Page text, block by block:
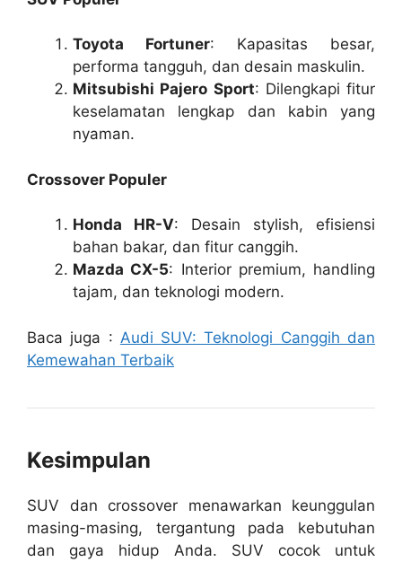
Toyota Fortuner: Kapasitas besar,
performa tangguh, dan desain maskulin.
Mitsubishi Pajero Sport: Dilengkapi fitur
keselamatan lengkap dan kabin yang
nyaman.
Crossover Populer
Honda HR-V: Desain stylish, efisiensi
bahan bakar, dan fitur canggih.
Mazda CX-5: Interior premium, handling
tajam, dan teknologi modern.
Baca juga : Audi SUV: Teknologi Canggih dan
Kemewahan Terbaik
Kesimpulan
SUV dan crossover menawarkan keunggulan
masing-masing, tergantung pada kebutuhan
dan gaya hidup Anda. SUV cocok untuk